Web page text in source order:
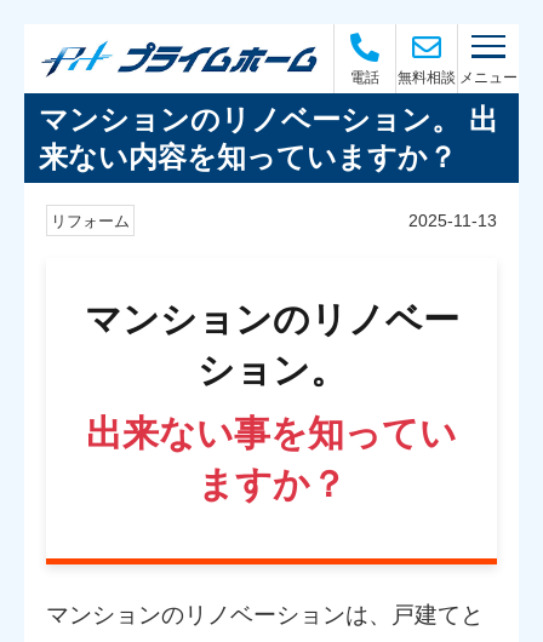
電話 無料相談 メニュー
マンションのリノベーション。 出
来ない内容を知っていますか？
リフォーム 2025-11-13
マンションのリノベー
ション。
出来ない事を知ってい
ますか？
マンションのリノベーションは、戸建てと